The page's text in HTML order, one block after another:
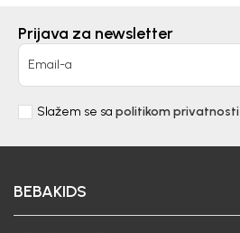
Prijava za newsletter
Email-a
Slažem se sa politikom privatnosti
BEBAKIDS